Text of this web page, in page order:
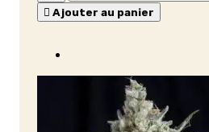
 Ajouter au panier